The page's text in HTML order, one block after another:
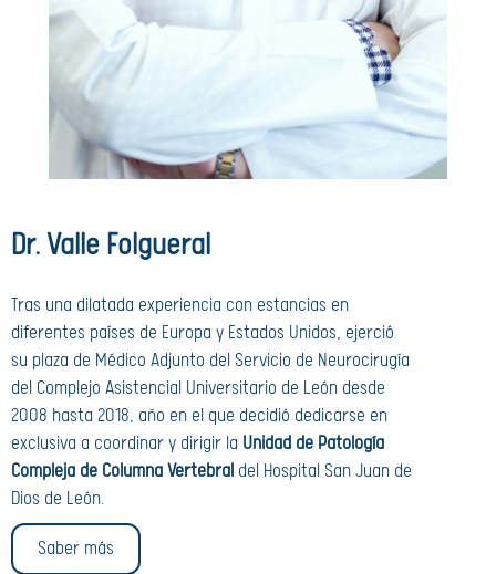
Dr. Valle Folgueral
Tras una dilatada experiencia con estancias en
diferentes países de Europa y Estados Unidos, ejerció
su plaza de Médico Adjunto del Servicio de Neurocirugía
del Complejo Asistencial Universitario de León desde
2008 hasta 2018, año en el que decidió dedicarse en
exclusiva a coordinar y dirigir la Unidad de Patología
Compleja de Columna Vertebral del Hospital San Juan de
Dios de León.
Saber más